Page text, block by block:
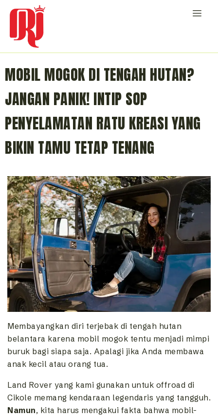
MOBIL MOGOK DI TENGAH HUTAN?
JANGAN PANIK! INTIP SOP
PENYELAMATAN RATU KREASI YANG
BIKIN TAMU TETAP TENANG
Membayangkan diri terjebak di tengah hutan
belantara karena mobil mogok tentu menjadi mimpi
buruk bagi siapa saja. Apalagi jika Anda membawa
anak kecil atau orang tua.
Land Rover yang kami gunakan untuk offroad di
Cikole memang kendaraan legendaris yang tangguh.
Namun, kita harus mengakui fakta bahwa mobil-